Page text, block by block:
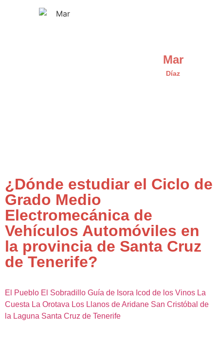
Mar
Díaz
¿Dónde estudiar el Ciclo de
Grado Medio
Electromecánica de
Vehículos Automóviles en
la provincia de Santa Cruz
de Tenerife?
El Pueblo El Sobradillo Guía de Isora Icod de los Vinos La
Cuesta La Orotava Los Llanos de Aridane San Cristóbal de
la Laguna Santa Cruz de Tenerife